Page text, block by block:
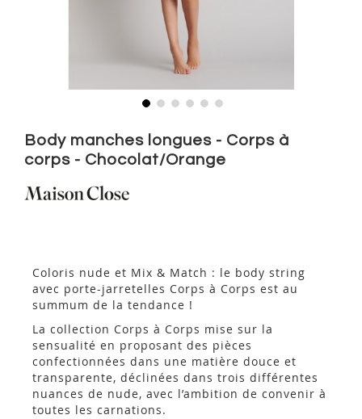
the
beginning
the
Body manches longues - Corps à
corps - Chocolat/Orange
Coloris nude et Mix & Match : le body string
avec porte-jarretelles Corps à Corps est au
summum de la tendance !
La collection Corps à Corps mise sur la
sensualité en proposant des pièces
confectionnées dans une matière douce et
transparente, déclinées dans trois différentes
nuances de nude, avec l’ambition de convenir à
toutes les carnations.